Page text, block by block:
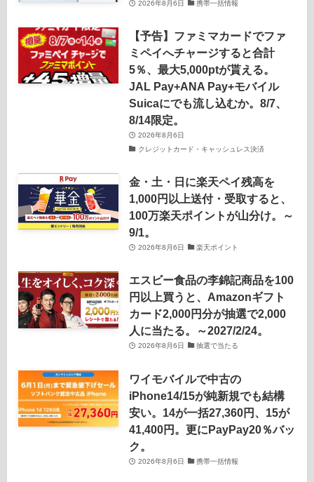
2026年8月6日 携帯一括情報
【予告】ファミマカードでファ
ミペイへチャージすると合計
5％、最大5,000ptが貰える。
JAL Pay+ANA Pay+モバイル
Suicaにでも流し込むか。8/7、
8/14限定。
2026年8月6日
クレジットカード・キャッシュレス決済
金・土・日に楽天ペイ残高を
1,000円以上送付・受取すると、
100万楽天ポイントが山分け。～
9/1。
2026年8月6日 楽天ポイント
エスビー食品の李錦記商品を100
円以上買うと、Amazonギフト
カード2,000円分が抽選で2,000
人に当たる。～2027/2/24。
2026年8月6日 抽選で当たる
ワイモバイルで中古の
iPhone14/15が純新規でも結構
安い。14が一括27,360円、15が
41,400円。更にPayPay20％バッ
ク。
2026年8月6日 携帯一括情報